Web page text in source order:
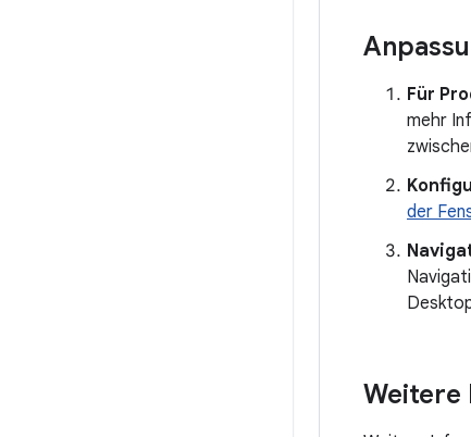
Für
mehr
der
Weitere